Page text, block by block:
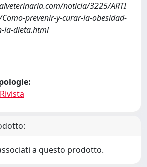
noticia/3225/ARTI
Como-prevenir-y-curar-la-obesidad-
la-dieta.html
a questo prodotto.